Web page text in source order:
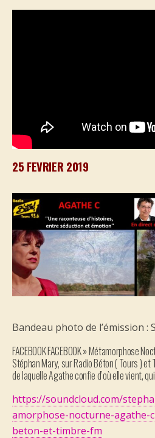
25 FEVRIER 2019
Bandeau photo de l’émission :
FACEBOOK FACEBOOK » Métamorphose
Stéphan Mary, sur Radio Béton ( Tours )
de laquelle Agathe confie d’où elle vient,
https://soundcloud.com/
amorphose-nocturne-agathe-
beton-et-timbre-fm